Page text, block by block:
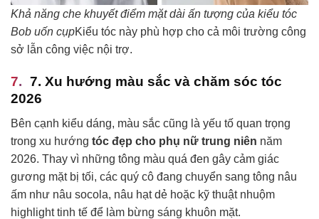
Khả năng che khuyết điểm mặt dài ấn tượng của kiểu tóc
Bob uốn cụpKiểu tóc này phù hợp cho cả môi trường công
sở lẫn công việc nội trợ.
7. Xu hướng màu sắc và chăm sóc tóc
2026
Bên cạnh kiểu dáng, màu sắc cũng là yếu tố quan trọng
trong xu hướng tóc đẹp cho phụ nữ trung niên năm
2026. Thay vì những tông màu quá đen gây cảm giác
gương mặt bị tối, các quý cô đang chuyển sang tông nâu
ấm như nâu socola, nâu hạt dẻ hoặc kỹ thuật nhuộm
highlight tinh tế để làm bừng sáng khuôn mặt.